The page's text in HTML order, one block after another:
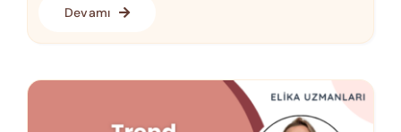
Devamı